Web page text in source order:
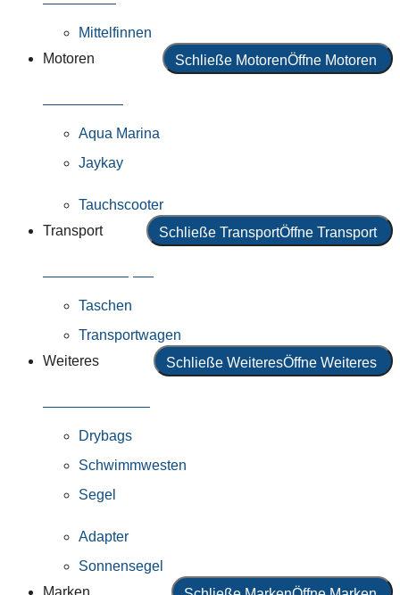
Mittelfinnen
Motoren
Schließe MotorenÖffne Motoren
Aqua Marina
Jaykay
Tauchscooter
Transport
Schließe TransportÖffne Transport
Taschen
Transportwagen
Weiteres
Schließe WeiteresÖffne Weiteres
Drybags
Schwimmwesten
Segel
Adapter
Sonnensegel
Marken